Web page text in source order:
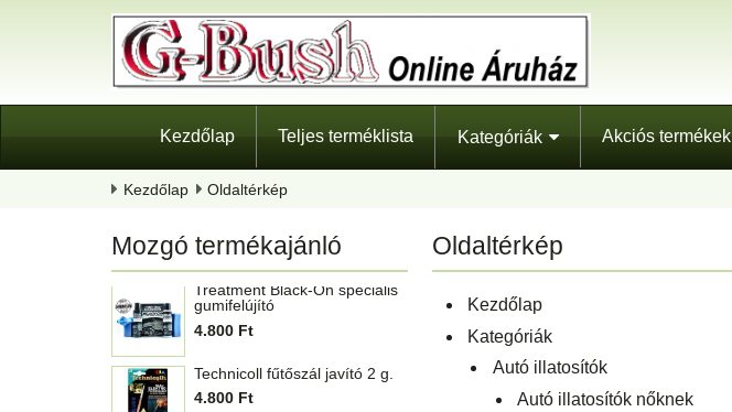
Kezdőlap Teljes terméklista Kategóriák Akciós termékek
Kezdőlap Oldaltérkép
Oldaltérkép
Kezdőlap
Kategóriák
Autó illatosítók
Autó illatosítók nőknek
Mozgó termékajánló
4.480 Ft
Versachem kipufogó hátsó
cső javító
Resurs Total Automata
gumifelújító
Technicoll fűtőszál javító 2 g.
4.800 Ft
Permatex Plastic Welder 25
ml. (fekete színű)